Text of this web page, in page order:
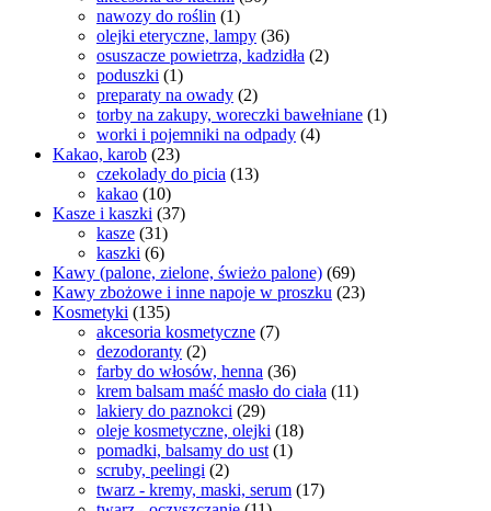
nawozy do roślin (1)
olejki eteryczne, lampy (36)
osuszacze powietrza, kadzidła (2)
poduszki (1)
preparaty na owady (2)
torby na zakupy, woreczki bawełniane (1)
worki i pojemniki na odpady (4)
Kakao, karob (23)
czekolady do picia (13)
kakao (10)
Kasze i kaszki (37)
kasze (31)
kaszki (6)
Kawy (palone, zielone, świeżo palone) (69)
Kawy zbożowe i inne napoje w proszku (23)
Kosmetyki (135)
akcesoria kosmetyczne (7)
dezodoranty (2)
farby do włosów, henna (36)
krem balsam maść masło do ciała (11)
lakiery do paznokci (29)
oleje kosmetyczne, olejki (18)
pomadki, balsamy do ust (1)
scruby, peelingi (2)
twarz - kremy, maski, serum (17)